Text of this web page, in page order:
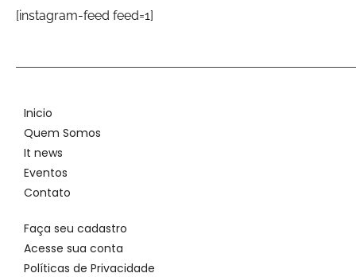
[instagram-feed feed=1]
Inicio
Quem Somos
It news
Eventos
Contato
Faça seu cadastro
Acesse sua conta
Políticas de Privacidade